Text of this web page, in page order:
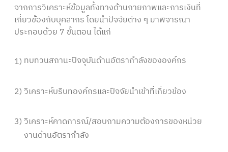
จากการวิเคราะห์ข้อมูลทั้งทางด้านกายภาพและการเงินที่
เกี่ยวข้องกับบุคลากร โดยนำปัจจัยต่าง ๆ มาพิจารณา
ประกอบด้วย 7 ขั้นตอน ได้แก่
1) ทบทวนสถานะปัจจุบันด้านอัตรากำลังขององค์กร
2)วิเคราะห์บริบทองค์กรและปัจจัยนำเข้าที่เกี่ยวข้อง
3)วิเคราะห์คาดการณ์/สอบถามความต้องการของหน่วย
งานด้านอัตรากำลัง